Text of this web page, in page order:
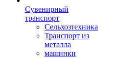
Сувенирный
транспорт
Сельхозтехника
Транспорт из
металла
машинки